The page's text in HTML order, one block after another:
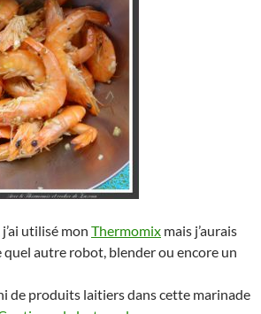
utilisé mon Thermomix mais j’aurais
quel autre robot, blender ou encore un
de produits laitiers dans cette marinade